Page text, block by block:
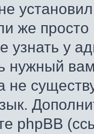
же
узнать у
нужный
не
phpBB